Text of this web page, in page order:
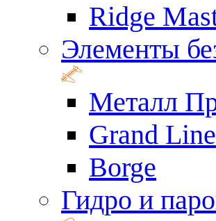
Ridge
Элементы
Металл
Grand Line
Borge
Гидро и